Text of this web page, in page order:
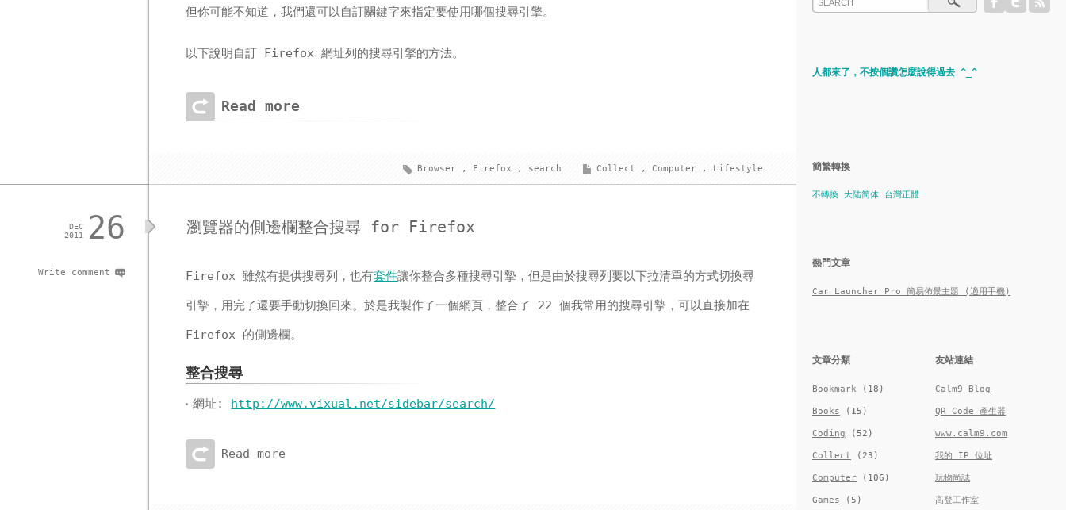
但你可能不知道，我們還可以自訂關鍵字來指定要使用哪個搜尋引擎。
以下說明自訂 Firefox 網址列的搜尋引擎的方法。
Read more
Collect , Computer , Lifestyle
Browser , Firefox , search
瀏覽器的側邊欄整合搜尋 for Firefox
Firefox 雖然有提供搜尋列，也有套件讓你整合多種搜尋引摯，但是由於搜尋列要以下拉清單的方式切換尋
引摯，用完了還要手動切換回來。於是我製作了一個網頁，整合了 22 個我常用的搜尋引摯，可以直接加在
Firefox 的側邊欄。
整合搜尋
網址: http://www.vixual.net/sidebar/search/
Read more
26
DEC
2011
Write comment
人都來了，不按個讚怎麼說得過去 ^_^
簡繁轉換
不轉換 大陆简体 台灣正體
熱門文章
Car Launcher Pro 簡易佈景主題 (適用手機)
文章分類
Bookmark (18)
Books (15)
Coding (52)
Collect (23)
Computer (106)
Games (5)
友站連結
Calm9 Blog
QR Code 產生器
www.calm9.com
我的 IP 位址
玩物尚誌
高登工作室